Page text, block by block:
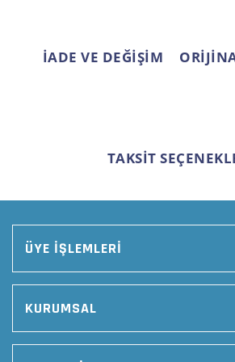
İADE VE DEĞİŞİM
TAKSİT
ÜYE İŞLEMLERİ
KURUMSAL